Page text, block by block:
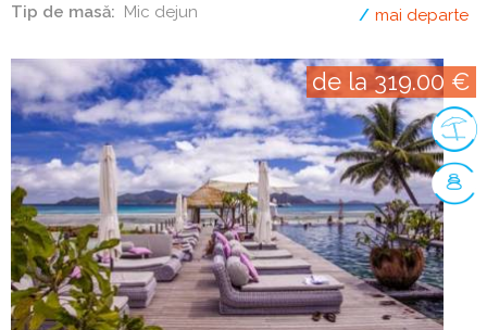
Tip de masă
Mic dejun mai departe
de la 319.00 €